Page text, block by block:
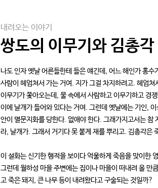
내려오는 이야기
쌍도의 이무기와 김총각
나도 인자 옛날 어른들한테 들은 얘긴데, 어느 해인가 홍
사람이 헤엄쳐서 가는 거여. 지가 그걸 차지하려고. 헤엄
이무기가 쫓아오는데, 물 속에서 사람하고 이무기하고 경
이에 날개가 들어와 있다는 거여. 그런데 옛날에는 기인,
안이 멸문지화를 당한다. 없애야 한다. 그래가지고서는 참
라, 날개가. 그래서 거기다 못 붙게 재를 뿌리고. 김총각은
이 설화는 신기한 행적을 보이다 억울하게 죽음을 맞이한
그런데 월하성 마을 주변에는 집이나 마을이 떠내려 올 만
고 죽은 돼지, 큰 나무 등이 내려왔다고 구술되는 것일까?